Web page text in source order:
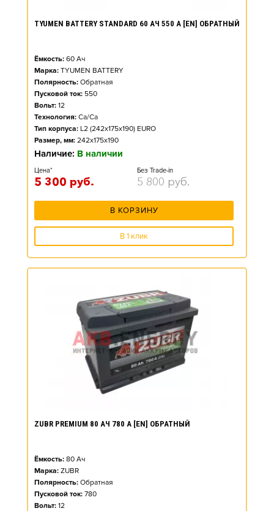
TYUMEN BATTERY STANDARD 60 АЧ 550 А [EN] ОБРАТНЫЙ
Ёмкость: 60 Ач
Марка: TYUMEN BATTERY
Полярность: Обратная
Пусковой ток: 550
Вольт: 12
Технология: Ca/Ca
Тип корпуса: L2 (242x175x190) EURO
Размер, мм: 242x175x190
Наличие: В наличии
Цена*
5 300 руб.
Без Trade-in
5 800 руб.
В КОРЗИНУ
В 1 клик
ZUBR PREMIUM 80 АЧ 780 А [EN] ОБРАТНЫЙ
Ёмкость: 80 Ач
Марка: ZUBR
Полярность: Обратная
Пусковой ток: 780
Вольт: 12